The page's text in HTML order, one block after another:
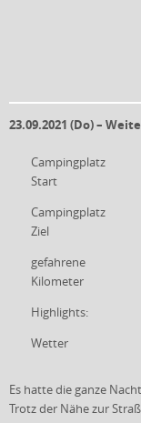
23.09.2021 (Do) –
Campingplatz
Start
Campingplatz
Ziel
gefahrene
Kilometer
Highlights:
Wetter
Es hatte die ganze
Trotz der Nähe zur